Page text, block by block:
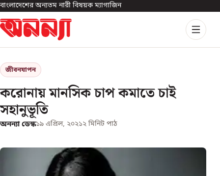
বাংলাদেশের অন্যতম নারী বিষয়ক ম্যাগাজিন
জীবনযাপন
করোনায় মানসিক চাপ কমাতে চাই
সহানুভূতি
অনন্যা ডেস্ক১৯ এপ্রিল, ২০২১২ মিনিট পাঠ